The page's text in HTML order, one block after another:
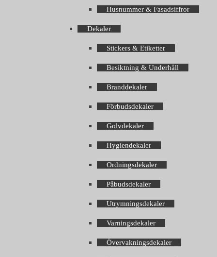
Husnummer & Fasadsiffror
Dekaler
Stickers & Etiketter
Besiktning & Underhåll
Branddekaler
Förbudsdekaler
Golvdekaler
Hygiendekaler
Ordningsdekaler
Påbudsdekaler
Utrymningsdekaler
Varningsdekaler
Övervakningsdekaler